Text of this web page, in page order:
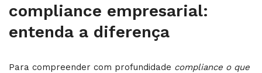
compliance empresarial:
entenda a diferença
Para compreender com profundidade compliance o que